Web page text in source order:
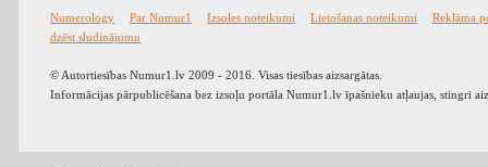
Numerology Par Numur1 Izsoles noteikumi Lietošanas noteikumi
Reklāma
dzēst sludinājumu
© Autortiesības Numur1.lv 2009 - 2016. Visas tiesības aizsargātas.
Informācijas pārpublicēšana bez izsoļu portāla Numur1.lv īpašnieku atļaujas, stingri